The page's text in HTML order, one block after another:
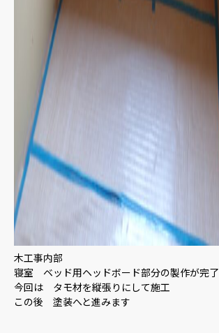
木工事内部
寝室 ベッド用ヘッドボード部分の製作が完了
今回は タモ材を縦張りにして施工
この後 塗装へと進みます